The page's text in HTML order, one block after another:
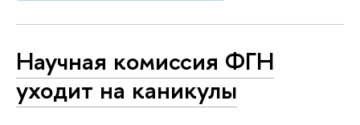
Научная комиссия ФГН
уходит на каникулы